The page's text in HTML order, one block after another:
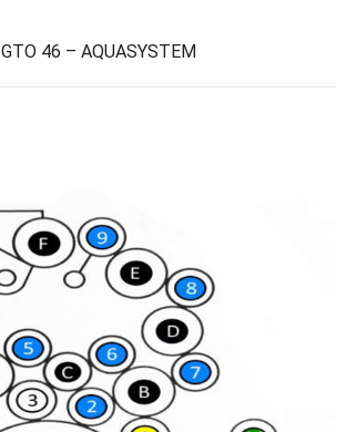
GTO 46 – AQUASYSTEM